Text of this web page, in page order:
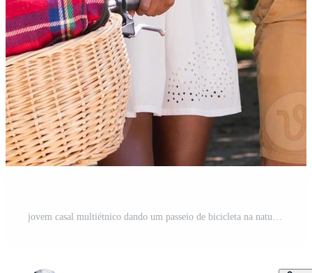
jovem casal multiétnico dando um passeio de bicicleta na natureza Foto Pro